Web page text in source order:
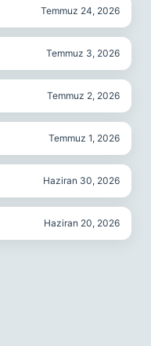
Temmuz 24, 2026
Temmuz 3, 2026
Temmuz 2, 2026
Temmuz 1, 2026
Haziran 30, 2026
Haziran 20, 2026